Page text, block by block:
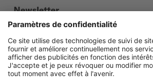
Newsletter
Social Media